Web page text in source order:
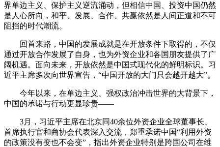
界单边主义、保护主义逆流涌动，但相信中国、投资中国仍然
是人心所向，和平、发展、合作、共赢依然是人间正道和不可
阻挡的时代潮流。
回首来路，中国的发展成就是在开放条件下取得的，不仅
通过开放合作发展了自身，也为外资企业和各国朋友提供了广
阔机遇。面向未来，开放依然是中国式现代化的鲜明标识。习
近平主席多次向世界宣告，“中国开放的大门只会越开越大”。
今年以来，在单边主义、强权政治冲击世界的大背景下，
中国的承诺与行动更显珍贵——
3月，习近平主席在北京同40余位外资企业全球董事长、
首席执行官和商协会代表深入交流，郑重承诺中国“利用外资
的政策没有变也不会变”，指出外资企业特别是跨国公司在维